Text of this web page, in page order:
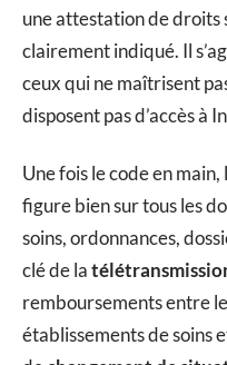
une attestation de droits
clairement indiqué. Il
ceux qui ne maîtrisent
disposent pas d’accès à
Une fois le code en main,
figure bien sur tous les
soins, ordonnances,
clé de la
remboursements entre
établissements de soins